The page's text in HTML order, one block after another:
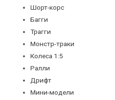
Шорт-корс
Багги
Трагги
Монстр-траки
Колеса 1:5
Ралли
Дрифт
Мини-модели